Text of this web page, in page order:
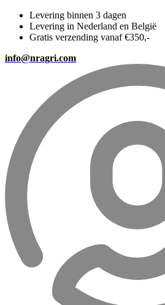
Levering binnen 3 dagen
Levering in Nederland en België
Gratis verzending vanaf €350,-
info@nragri.com